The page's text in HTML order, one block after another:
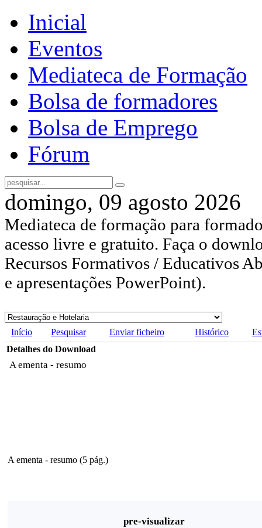
Inicial
Eventos
Mediateca de Formação
Bolsa de formadores
Bolsa de Emprego
Fórum
domingo, 09 agosto 2026
Mediateca de formação para
acesso livre e gratuito. Faça o
Recursos Formativos / Educativos
e apresentações PowerPoint).
Início Pesquisar Enviar ficheiro Histórico
Detalhes do Download
A ementa - resumo
A ementa - resumo (5 pág.)
pre-visualizar